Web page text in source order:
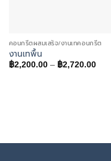
คอนกรีตผสมเสร็จ/งานเทคอนกรีต
งานเทพื้น
฿2,200.00 – ฿2,720.00Price